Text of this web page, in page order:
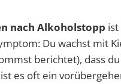
nach Alkoholstopp
Du wachst mit
berichtet), dass
es oft ein